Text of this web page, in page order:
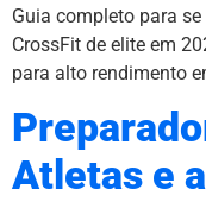
Guia completo para
CrossFit de elite em
para alto rendimento
Atletas e